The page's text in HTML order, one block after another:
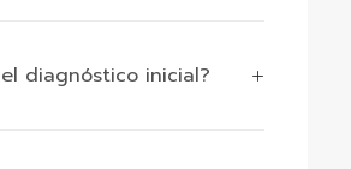
diagnóstico inicial?